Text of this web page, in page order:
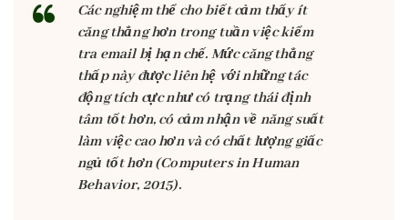
Các nghiệm thể cho biết cảm thấy ít
căng thẳng hơn trong tuần việc kiểm
tra email bị hạn chế. Mức căng thẳng
thấp này được liên hệ với những tác
động tích cực như có trạng thái định
tâm tốt hơn, có cảm nhận về năng suất
làm việc cao hơn và có chất lượng giấc
ngủ tốt hơn (Computers in Human
Behavior, 2015).